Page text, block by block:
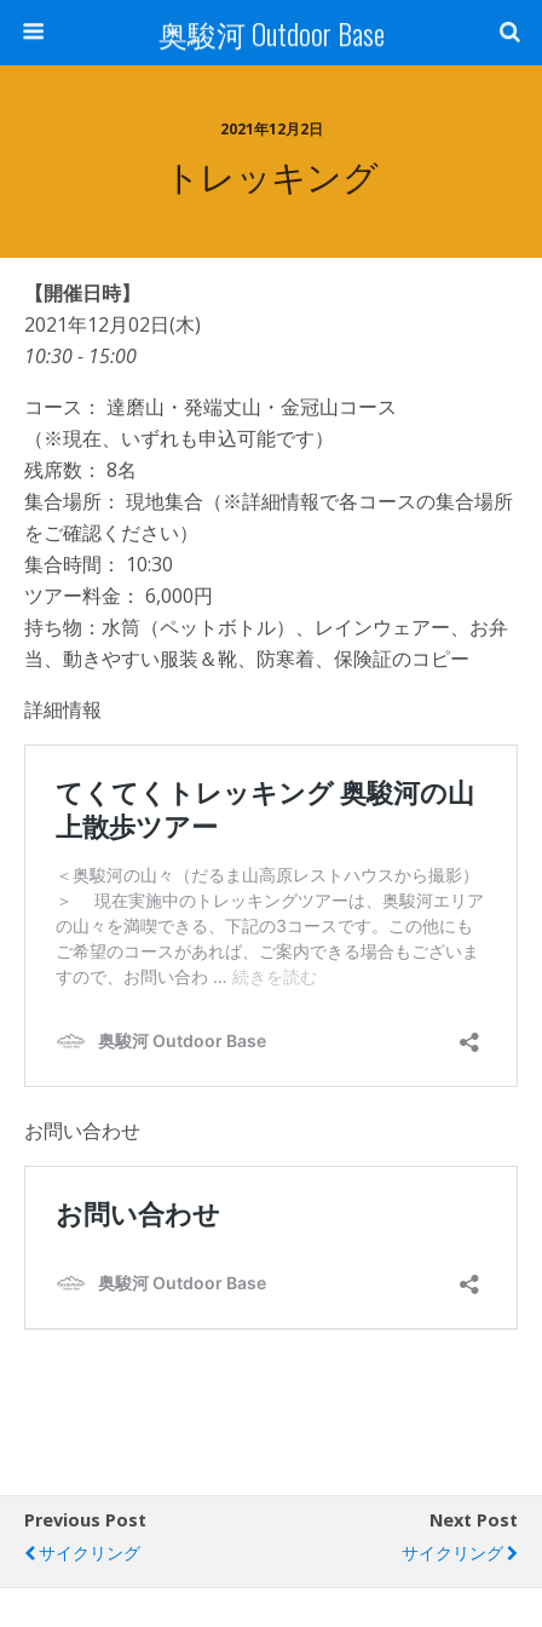
奥駿河 Outdoor Base
2021年12月2日
トレッキング
【開催日時】
2021年12月02日(木)
10:30 - 15:00
コース： 達磨山・発端丈山・金冠山コース
（※現在、いずれも申込可能です）
残席数： 8名
集合場所： 現地集合（※詳細情報で各コースの集合場所
をご確認ください）
集合時間： 10:30
ツアー料金： 6,000円
持ち物：水筒（ペットボトル）、レインウェアー、お弁
当、動きやすい服装＆靴、防寒着、保険証のコピー
詳細情報
お問い合わせ
Previous Post
サイクリング
Next Post
サイクリング